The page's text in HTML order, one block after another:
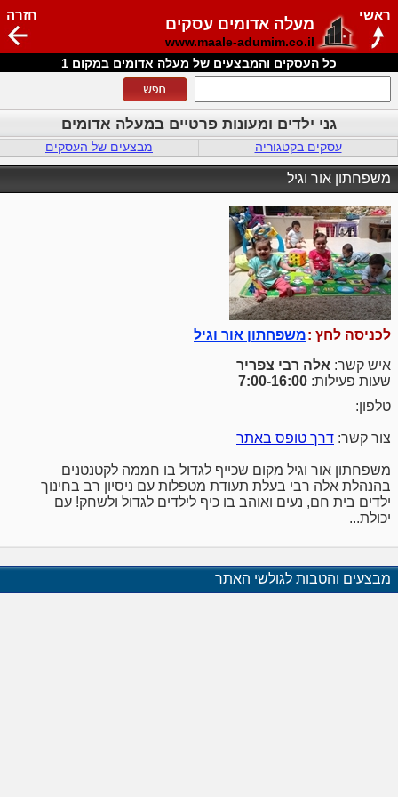
מעלה אדומים עסקים
www.maale-adumim.co.il
חזרה ראשי
כל העסקים והמבצעים של מעלה אדומים במקום 1
גני ילדים ומעונות פרטיים במעלה אדומים
עסקים בקטגוריה מבצעים של העסקים
משפחתון אור וגיל
לכניסה לחץ :משפחתון אור וגיל
איש קשר: אלה רבי צפריר
שעות פעילות: 7:00-16:00
טלפון:
צור קשר: דרך טופס באתר
משפחתון אור וגיל מקום שכייף לגדול בו חממה לקטנטנים
בהנהלת אלה רבי בעלת תעודת מטפלות עם ניסיון רב בחינוך
ילדים בית חם, נעים ואוהב בו כיף לילדים לגדול ולשחק! עם
יכולת...
מבצעים והטבות לגולשי האתר